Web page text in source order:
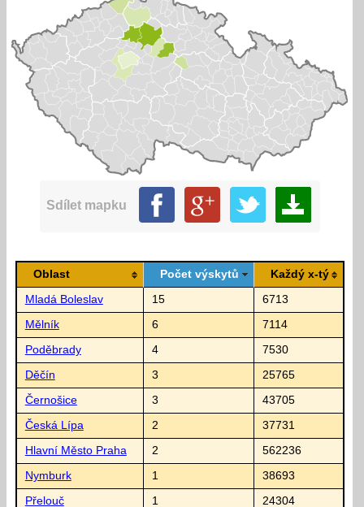
Sdílet mapku
Oblast Počet výskytů Každý x-tý
Mladá Boleslav 15 6713
Mělník 6 7114
Poděbrady 4 7530
Děčín 3 25765
Černošice 3 43705
Česká Lípa 2 37731
Hlavní Město Praha 2 562236
Nymburk 1 38693
Přelouč 1 24304